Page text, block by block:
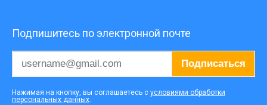
Подпишитесь по электронной почте
Подписаться
Нажимая на кнопку, вы соглашаетесь с условиями обработки
персональных данных.